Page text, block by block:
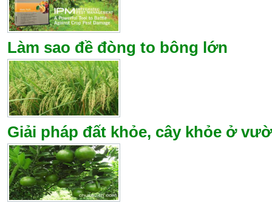
Làm sao đề đòng to bông lớn
Giải pháp đất khỏe, cây khỏe ở